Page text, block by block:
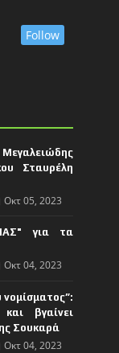
Follow
Σταυρέλη
Οκτ 05, 2023
για τα
Οκτ 04, 2023
νομίσματος”:
βγαίνει
Σουκαρά
Οκτ 04, 2023